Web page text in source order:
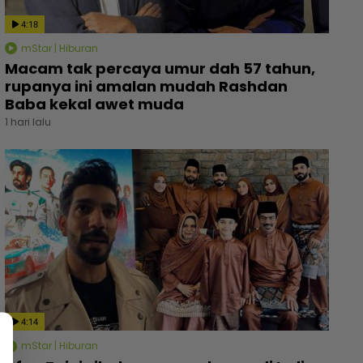
4:18
mStar | Hiburan
Macam tak percaya umur dah 57 tahun,
rupanya ini amalan mudah Rashdan
Baba kekal awet muda
1 hari lalu
4:14
mStar | Hiburan